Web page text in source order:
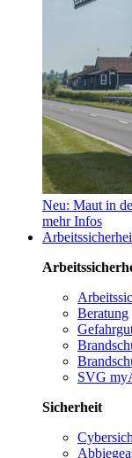
Neu: Maut in
mehr Infos
Beratung
SVG
Sicherheit